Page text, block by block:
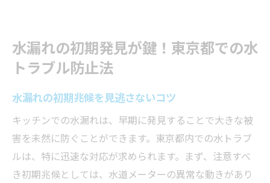
水漏れの初期発見が鍵！東京都での水
トラブル防止法
水漏れの初期兆候を見逃さないコツ
キッチンでの水漏れは、早期に発見することで大きな被
害を未然に防ぐことができます。東京都内での水トラブ
ルは、特に迅速な対応が求められます。まず、注意すべ
き初期兆候としては、水道メーターの異常な動きがあり